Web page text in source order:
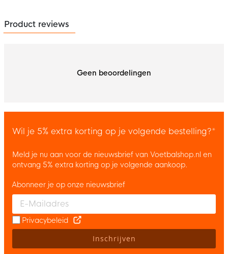
Product reviews
Geen beoordelingen
Wil je 5% extra korting op je volgende bestelling?*
Meld je nu aan voor de nieuwsbrief van Voetbalshop.nl en
ontvang 5% extra korting op je volgende aankoop.
Enter your email and accept the privacy policy to subscribe to
Abonneer je op onze nieuwsbrief
Privacybeleid
Inschrijven